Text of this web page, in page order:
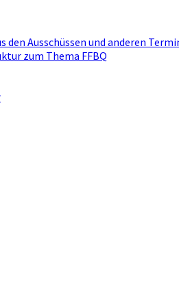
den Ausschüssen und anderen
zum Thema FFBQ